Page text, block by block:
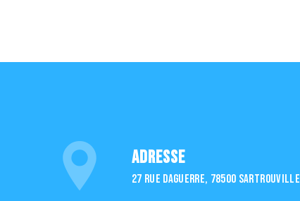
Adresse
27 Rue Daguerre, 78500 Sartrouville